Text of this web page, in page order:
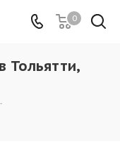
0
Тольятти,
-